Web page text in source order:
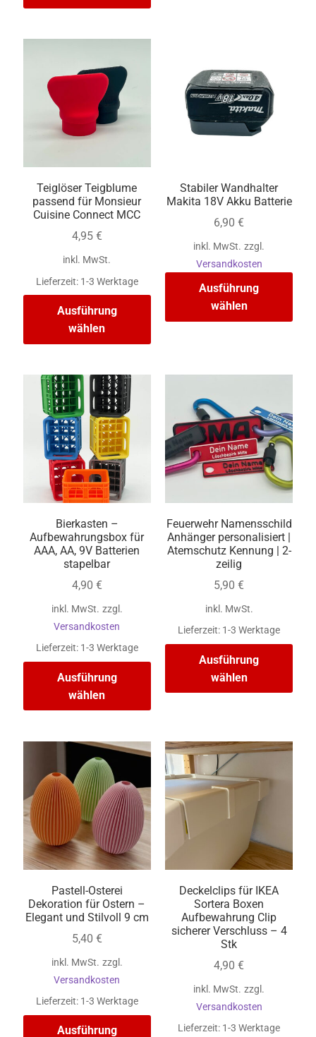
Teiglöser Teigblume
passend für Monsieur
Cuisine Connect MCC
4,95 €
inkl. MwSt.
Lieferzeit: 1-3 Werktage
Ausführung
wählen
Stabiler Wandhalter
Makita 18V Akku Batterie
6,90€
inkl. MwSt. zzgl.
Versandkosten
Ausführung
wählen
Bierkasten –
Aufbewahrungsbox für
AAA, AA, 9V Batterien
stapelbar
4,90 €
inkl. MwSt. zzgl.
Versandkosten
Lieferzeit: 1-3 Werktage
Ausführung
wählen
Feuerwehr Namensschild
Anhänger personalisiert |
Atemschutz Kennung | 2-
zeilig
5,90€
inkl. MwSt.
Lieferzeit: 1-3 Werktage
Ausführung
wählen
Pastell-Osterei
Dekoration für Ostern –
Elegant und Stilvoll 9 cm
5,40 €
inkl. MwSt. zzgl.
Versandkosten
Lieferzeit: 1-3 Werktage
Ausführung
Deckelclips für IKEA
Sortera Boxen
Aufbewahrung Clip
sicherer Verschluss – 4
Stk
4,90€
inkl. MwSt. zzgl.
Versandkosten
Lieferzeit: 1-3 Werktage